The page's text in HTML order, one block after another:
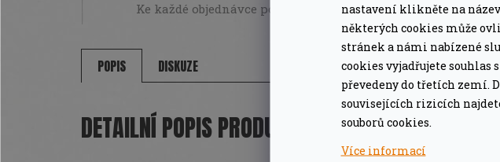
nastavení klikněte na
některých cookies může
stránek a námi nabízené
cookies vyjadřujete souhlas
převedeny do třetích zemí.
souvisejících rizicích
souborů cookies.
Více informací
Ke každé objednávce poukázka na další nákup jako dárek
POPIS DISKUZE
DETAILNÍ POPIS PRODUKTU